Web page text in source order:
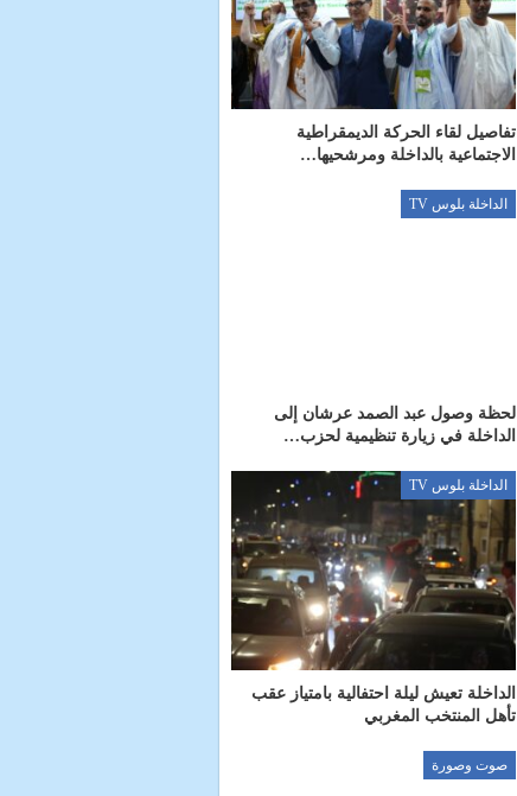
تفاصيل لقاء الحركة الديمقراطية
الاجتماعية بالداخلة ومرشحيها…
الداخلة بلوس TV
لحظة وصول عبد الصمد عرشان إلى
الداخلة في زيارة تنظيمية لحزب…
الداخلة بلوس TV
الداخلة تعيش ليلة احتفالية بامتياز عقب
تأهل المنتخب المغربي
صوت وصورة